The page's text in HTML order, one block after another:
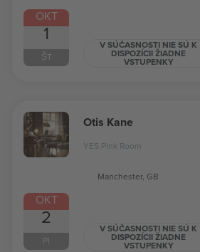
OKT
1
ŠT
V SÚČASNOSTI NIE SÚ K
DISPOZÍCII ŽIADNE
VSTUPENKY
OKT
2
PI
Otis Kane
YES Pink Room
Manchester, GB
V SÚČASNOSTI NIE SÚ K
DISPOZÍCII ŽIADNE
VSTUPENKY